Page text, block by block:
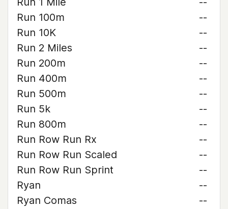
Run 100m
--
Run 10K
--
Run 2 Miles
--
Run 200m
--
Run 400m
--
Run 500m
--
Run 5k
--
Run 800m
--
Run Row Run Rx
--
Run Row Run Scaled
--
Run Row Run Sprint
--
Ryan
--
Ryan Comas
--